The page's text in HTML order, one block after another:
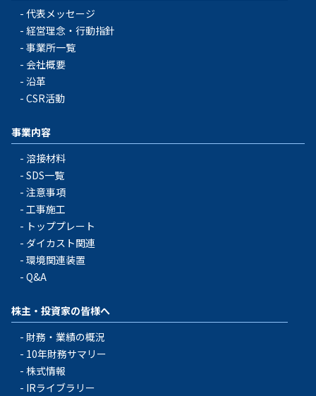
代表メッセージ
経営理念・行動指針
事業所一覧
会社概要
沿革
CSR活動
事業内容
溶接材料
SDS一覧
注意事項
工事施工
トッププレート
ダイカスト関連
環境関連装置
Q&A
株主・投資家の皆様へ
財務・業績の概況
10年財務サマリー
株式情報
IRライブラリー